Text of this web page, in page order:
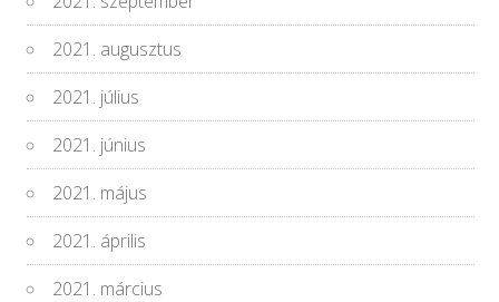
2021. augusztus
2021. július
2021. június
2021. május
2021. április
2021. március